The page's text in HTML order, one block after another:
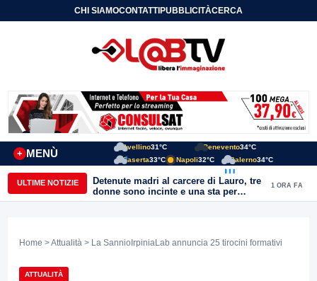
CHI SIAMOCONTATTIPUBBLICITÀCERCA
MENÙ
+
Avellino31°C Benevento34°C
Caserta33°C Napoli32°C Salerno34°C
ULTIME NOTIZIE
Detenute madri al carcere di Lauro, tre
donne sono incinte e una sta per
partorire. Ciambriello: Un bambino
1 ORA FA
Home >Attualità > La SannioIrpiniaLab annuncia 25 tirocini formativi
ATTUALITÀ